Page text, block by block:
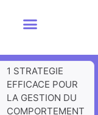
1 STRATEGIE
EFFICACE POUR
LA GESTION DU
COMPORTEMENT